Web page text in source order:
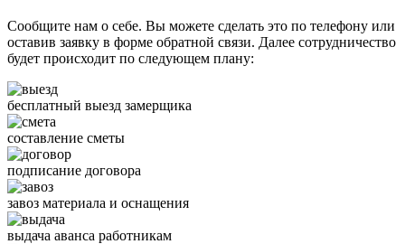
Сообщите нам о себе. Вы можете сделать это по телефону или
оставив заявку в форме обратной связи. Далее сотрудничество
будет происходит по следующем плану:
бесплатный выезд замерщика
составление сметы
подписание договора
завоз материала и оснащения
выдача аванса работникам